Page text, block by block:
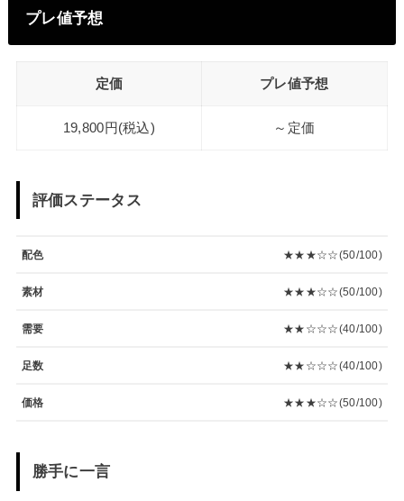
プレ値予想
定価 プレ値予想
19,800円(税込) ～定価
評価ステータス
配色 ★★★☆☆(50/100)
素材 ★★★☆☆(50/100)
需要 ★★☆☆☆(40/100)
足数 ★★☆☆☆(40/100)
価格 ★★★☆☆(50/100)
勝手に一言